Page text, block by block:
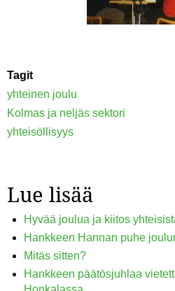
Tagit
yhteinen joulu
Kolmas ja neljäs sektori
yhteisöllisyys
Lue lisää
Hyvää joulua ja kiitos
Hankkeen Hannan puhe
Mitäs sitten?
Hankkeen päätösjuhlaa